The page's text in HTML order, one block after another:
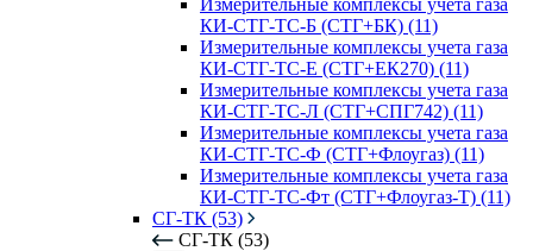
Измерительные комплексы учета газа
КИ-СТГ-ТС-Б (СТГ+БК) (11)
Измерительные комплексы учета газа
КИ-СТГ-ТС-Е (СТГ+ЕК270) (11)
Измерительные комплексы учета газа
КИ-СТГ-ТС-Л (СТГ+СПГ742) (11)
Измерительные комплексы учета газа
КИ-СТГ-ТС-Ф (СТГ+Флоугаз) (11)
Измерительные комплексы учета газа
КИ-СТГ-ТС-Фт (СТГ+Флоугаз-Т) (11)
СГ-ТК (53)
СГ-ТК (53)